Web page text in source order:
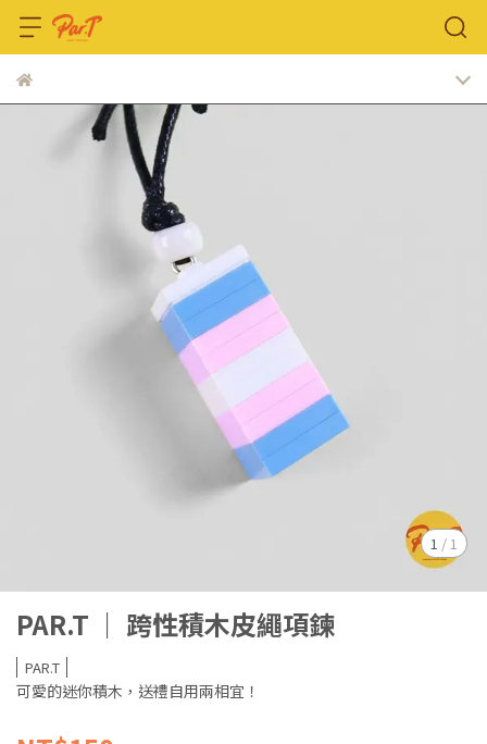
1 / 1
PAR.T ｜ 跨性積木皮繩項鍊
PAR.T
可愛的迷你積木，送禮自用兩相宜！